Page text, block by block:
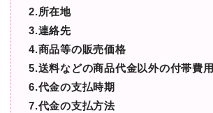
2.所在地
3.連絡先
4.商品等の販売価格
5.送料などの商品代金以外の付帯費用
6.代金の支払時期
7.代金の支払方法